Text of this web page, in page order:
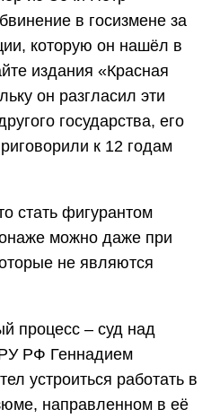
в госизмене за
которую он нашёл в
издания «Красная
он разгласил эти
государства, его
к 12 годам
стать фигурантом
можно даже при
не являются
процесс – суд над
РФ Геннадием
устроиться работать в
направленном в её